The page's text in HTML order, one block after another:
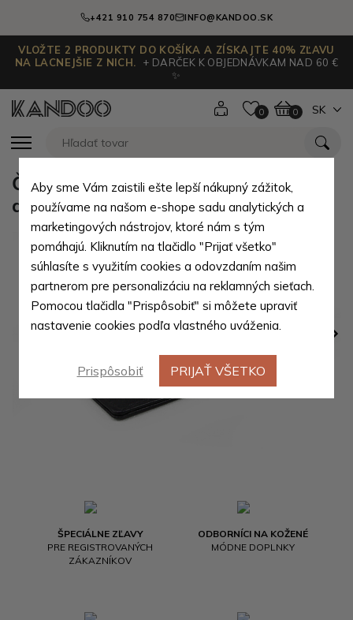
+421 910 754 870 INFO@KANDOO.SK
VLOŽTE 2 PRODUKTY DO KOŠÍKA A ZÍSKAJTE 40% ZĽAVU
NA LACNEJŠIE Z NICH.
+ DARČEK K OBJEDNÁVKAM NAD 60 €
✨
0 0 SK
ŠPECIÁLNE ZĽAVY
PRE REGISTROVANÝCH
ZÁKAZNÍKOV
ODBORNÍCI NA KOŽENÉ
MÓDNE DOPLNKY
Čierna jednoduchá kožená
dokladovka Leif
Aby sme Vám zaistili ešte lepší nákupný zážitok,
používame na našom e-shope sadu analytických a
marketingových nástrojov, ktoré nám s tým
pomáhajú. Kliknutím na tlačidlo "Prijať všetko"
súhlasíte s využitím cookies a odovzdaním našim
partnerom pre personalizáciu na reklamných sieťach.
Pomocou tlačidla "Prispôsobiť" si môžete upraviť
nastavenie cookies podľa vlastného uváženia.
Prispôsobiť PRIJAŤ VŠETKO